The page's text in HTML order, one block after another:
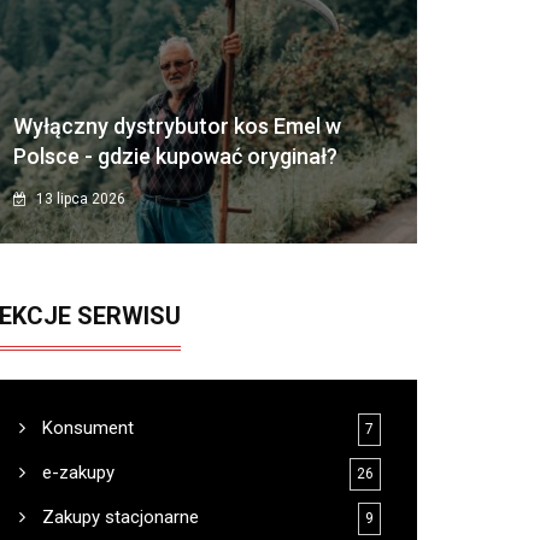
Wyłączny dystrybutor kos Emel w
Polsce - gdzie kupować oryginał?
13 lipca 2026
SERWISU
Konsument 7
e-zakupy 26
Zakupy stacjonarne 9